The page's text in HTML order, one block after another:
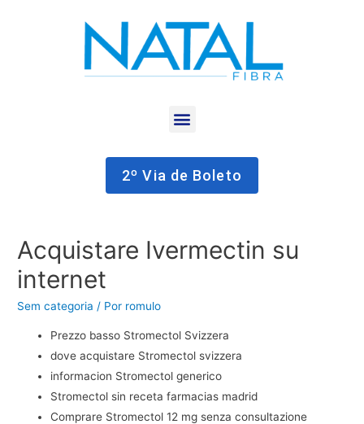
2º Via de Boleto
Acquistare Ivermectin su
internet
Sem categoria / Por romulo
Prezzo basso Stromectol Svizzera
dove acquistare Stromectol svizzera
informacion Stromectol generico
Stromectol sin receta farmacias madrid
Comprare Stromectol 12 mg senza consultazione